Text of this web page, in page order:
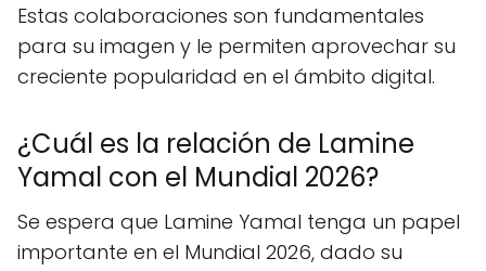
Estas colaboraciones son fundamentales
para su imagen y le permiten aprovechar su
creciente popularidad en el ámbito digital.
¿Cuál es la relación de Lamine
Yamal con el Mundial 2026?
Se espera que Lamine Yamal tenga un papel
importante en el Mundial 2026, dado su